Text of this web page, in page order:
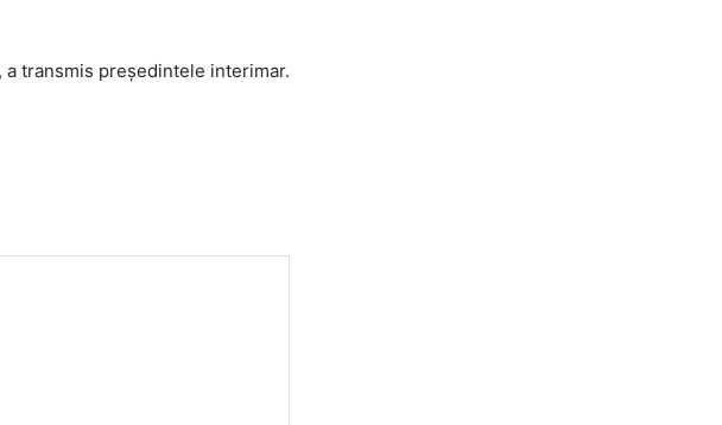
a transmis preşedintele interimar.